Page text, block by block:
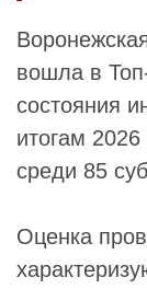
вошла в
состояния
итогам
среди 85
Оценка